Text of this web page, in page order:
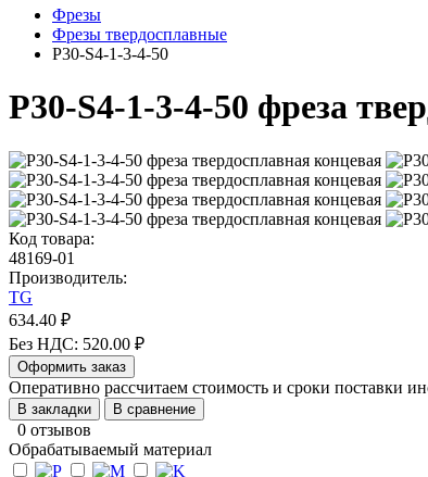
Фрезы
Фрезы твердосплавные
P30-S4-1-3-4-50
P30-S4-1-3-4-50 фреза
Код товара:
48169-01
Производитель:
TG
634.40 ₽
Без НДС: 520.00 ₽
Оформить заказ
Оперативно рассчитаем стоимость и сроки поставки
В закладки В сравнение
0 отзывов
Обрабатываемый материал